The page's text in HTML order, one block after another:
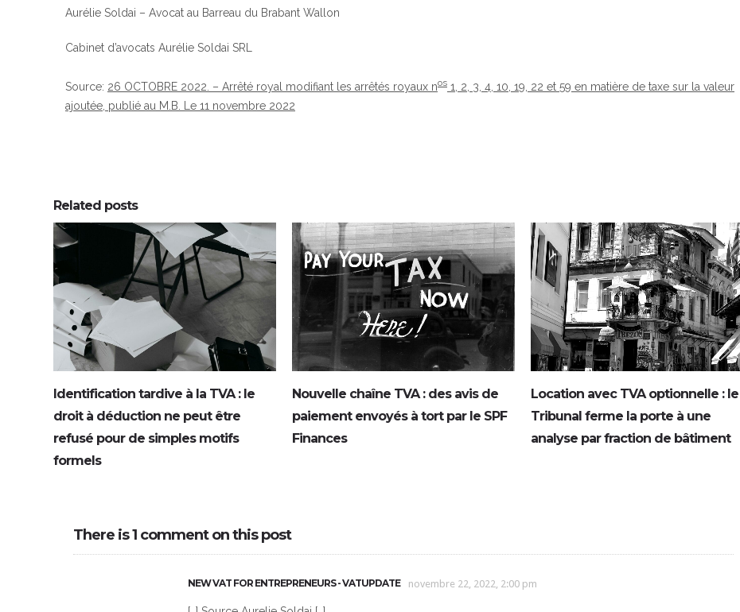
Aurélie Soldai – Avocat au Barreau du Brabant Wallon
Cabinet d’avocats Aurélie Soldai SRL
Source: 26 OCTOBRE 2022. – Arrêté royal modifiant les arrêtés royaux nos 1, 2, 3, 4, 10, 19, 22 et 59 en matière de taxe sur la valeur
ajoutée, publié au M.B. Le 11 novembre 2022
Related posts
0 0
Identification tardive à la TVA : le
droit à déduction ne peut être
refusé pour de simples motifs
formels
Nouvelle chaîne TVA : des avis de
paiement envoyés à tort par le SPF
Finances
Location avec TVA optionnelle : le
Tribunal ferme la porte à une
analyse par fraction de bâtiment
There is 1 comment on this post
NEW VAT FOR ENTREPRENEURS - VATUPDATE novembre 22, 2022, 2:00 pm